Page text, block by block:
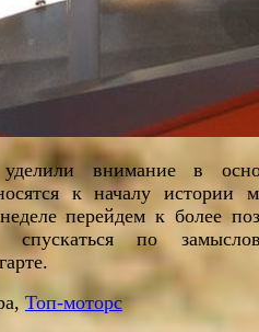
внимание в
к началу истории
перейдем к более
спускаться по
Топ-моторс